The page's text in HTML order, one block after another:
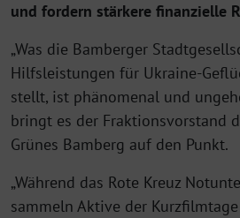
und fordern stärkere finanzielle
„Was die Bamberger
Hilfsleistungen für Ukraine-
stellt, ist phänomenal und
bringt es der Fraktionsvorstand
Grünes Bamberg auf den Punkt.
„Während das Rote Kreuz
sammeln Aktive der